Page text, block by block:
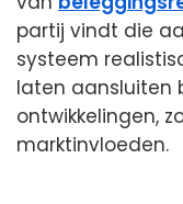
partij vindt die
systeem
laten aansluiten
ontwikkelingen,
marktinvloeden.